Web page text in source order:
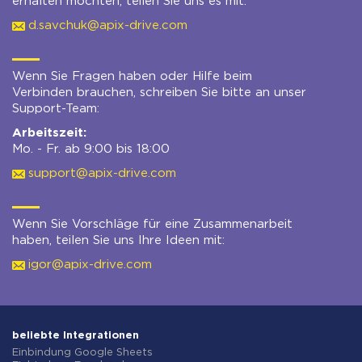
d.savchuk@apix-drive.com
Wenn Sie Fragen haben oder Hilfe beim
Verbinden brauchen, schreiben Sie bitte an unser
Support-Team:
Arbeitszeit:
Mo. - Fr. ab 9:00 bis 18:00
support@apix-drive.com
Wenn Sie Vorschläge für eine Zusammenarbeit
haben, teilen Sie uns Ihre Ideen mit:
igor@apix-drive.com
beliebte Integrationen
Einbindung Google Sheets